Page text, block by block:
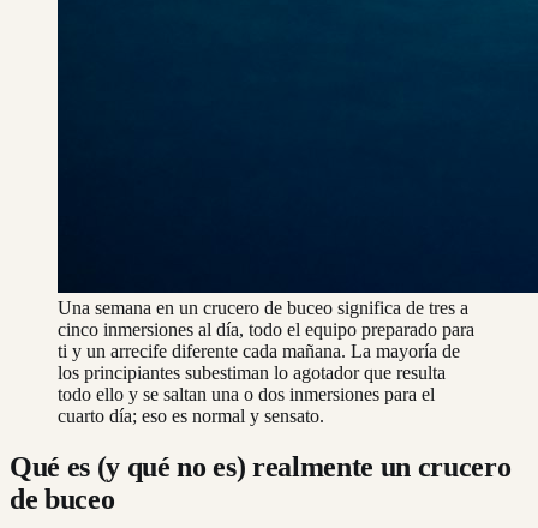
Una semana en un crucero de buceo significa de tres a
cinco inmersiones al día, todo el equipo preparado para
ti y un arrecife diferente cada mañana. La mayoría de
los principiantes subestiman lo agotador que resulta
todo ello y se saltan una o dos inmersiones para el
cuarto día; eso es normal y sensato.
Qué es (y qué no es) realmente un crucero
de buceo